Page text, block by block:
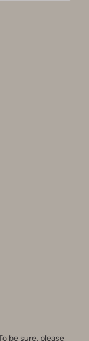
be sure, please